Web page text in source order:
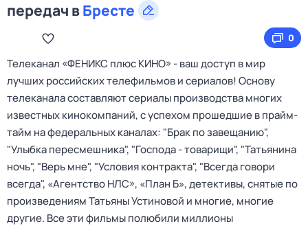
передач вБресте
0
Телеканал «ФЕНИКС плюс КИНО» - ваш доступ в мир
лучших российских телефильмов и сериалов! Основу
телеканала составляют сериалы производства многих
известных кинокомпаний, с успехом прошедшие в прайм-
тайм на федеральных каналах: "Брак по завещанию",
"Улыбка пересмешника", "Господа - товарищи", "Татьянина
ночь", "Верь мне", "Условия контракта", "Всегда говори
всегда", «Агентство НЛС», «План Б», детективы, снятые по
произведениям Татьяны Устиновой и многие, многие
другие. Все эти фильмы полюбили миллионы